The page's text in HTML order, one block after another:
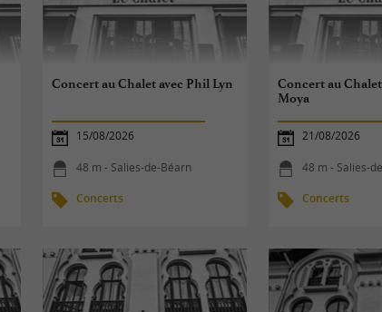
Concert au Chalet avec Phil Lyn
15/08/2026
48 m - Salies-de-Béarn
Concerts
Concert au
Moya
21/08/2026
48 m - Salies-
Concerts